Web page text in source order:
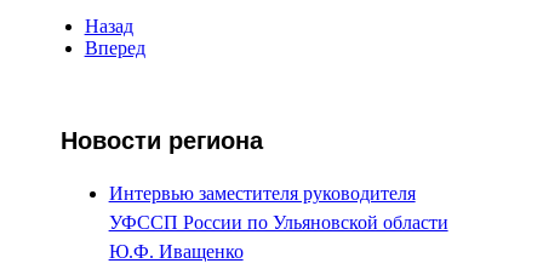
Назад
Вперед
Новости региона
Интервью заместителя руководителя
УФССП России по Ульяновской области
Ю.Ф. Иващенко